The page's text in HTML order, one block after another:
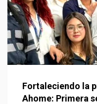
Fortaleciendo la
Ahome: Primera